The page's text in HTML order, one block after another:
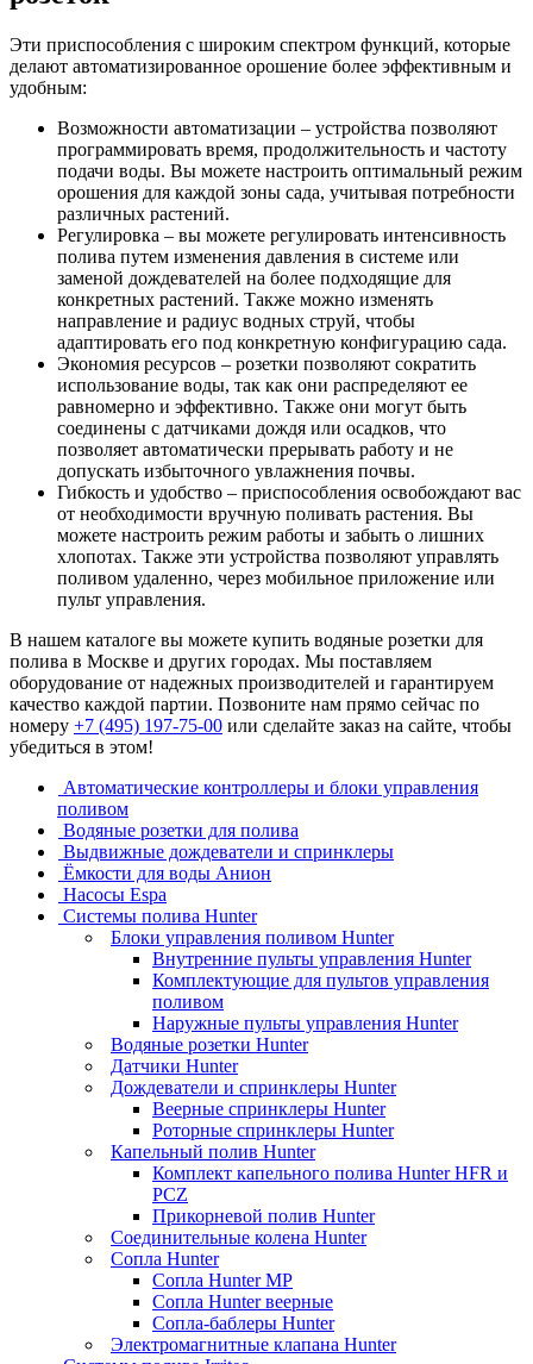
Эти приспособления с широким спектром функций, которые
делают автоматизированное орошение более эффективным и
удобным:
Возможности автоматизации – устройства позволяют
программировать время, продолжительность и частоту
подачи воды. Вы можете настроить оптимальный режим
орошения для каждой зоны сада, учитывая потребности
различных растений.
Регулировка – вы можете регулировать интенсивность
полива путем изменения давления в системе или
заменой дождевателей на более подходящие для
конкретных растений. Также можно изменять
направление и радиус водных струй, чтобы
адаптировать его под конкретную конфигурацию сада.
Экономия ресурсов – розетки позволяют сократить
использование воды, так как они распределяют ее
равномерно и эффективно. Также они могут быть
соединены с датчиками дождя или осадков, что
позволяет автоматически прерывать работу и не
допускать избыточного увлажнения почвы.
Гибкость и удобство – приспособления освобождают вас
от необходимости вручную поливать растения. Вы
можете настроить режим работы и забыть о лишних
хлопотах. Также эти устройства позволяют управлять
поливом удаленно, через мобильное приложение или
пульт управления.
В нашем каталоге вы можете купить водяные розетки для
полива в Москве и других городах. Мы поставляем
оборудование от надежных производителей и гарантируем
качество каждой партии. Позвоните нам прямо сейчас по
номеру +7 (495) 197-75-00 или сделайте заказ на сайте, чтобы
убедиться в этом!
Автоматические контроллеры и блоки управления
поливом
Водяные розетки для полива
Выдвижные дождеватели и спринклеры
Ёмкости для воды Анион
Насосы Espa
Системы полива Hunter
Блоки управления поливом Hunter
Внутренние пульты управления Hunter
Комплектующие для пультов управления
поливом
Наружные пульты управления Hunter
Водяные розетки Hunter
Датчики Hunter
Дождеватели и спринклеры Hunter
Веерные спринклеры Hunter
Роторные спринклеры Hunter
Капельный полив Hunter
Комплект капельного полива Hunter HFR и
PCZ
Прикорневой полив Hunter
Соединительные колена Hunter
Сопла Hunter
Сопла Hunter MP
Сопла Hunter веерные
Сопла-баблеры Hunter
Электромагнитные клапана Hunter